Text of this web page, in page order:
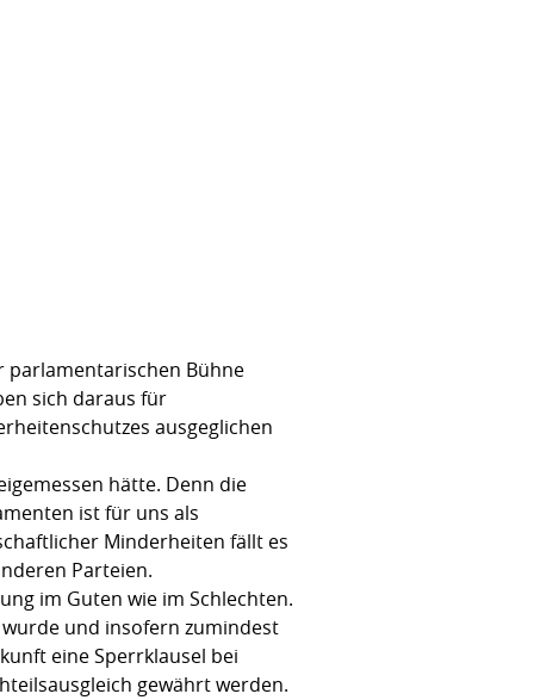
parlamentarischen Bühne
sich daraus für
ausgeglichen
hätte. Denn die
ist für uns als
Minderheiten fällt es
Parteien.
im Guten wie im Schlechten.
und insofern zumindest
eine Sperrklausel bei
gewährt werden.